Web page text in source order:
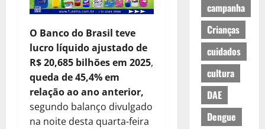
O Banco do Brasil teve
lucro líquido ajustado de
R$ 20,685 bilhões em 2025,
queda de 45,4% em
relação ao ano anterior,
segundo balanço divulgado
na noite desta quarta-feira
campanha
Crianças
cuidados
cultura
DAE
Dengue